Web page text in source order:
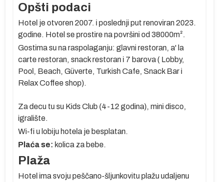
Opšti podaci
Hotel je otvoren 2007. i poslednji put renoviran 2023.
godine. Hotel se prostire na površini od 38000m².
Gostima su na raspolaganju: glavni restoran, a' la
carte restoran, snack restoran i 7 barova ( Lobby,
Pool, Beach, Güverte, Turkish Cafe, Snack Bar i
Relax Coffee shop).
Za decu tu su Kids Club (4-12 godina), mini disco,
igralište.
Wi-fi u lobiju hotela je besplatan.
Plaća se: kolica za bebe.
Plaža
Hotel ima svoju peščano-šljunkovitu plažu udaljenu